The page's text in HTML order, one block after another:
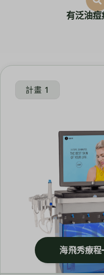
有泛油痘
計畫 1
海飛秀療程